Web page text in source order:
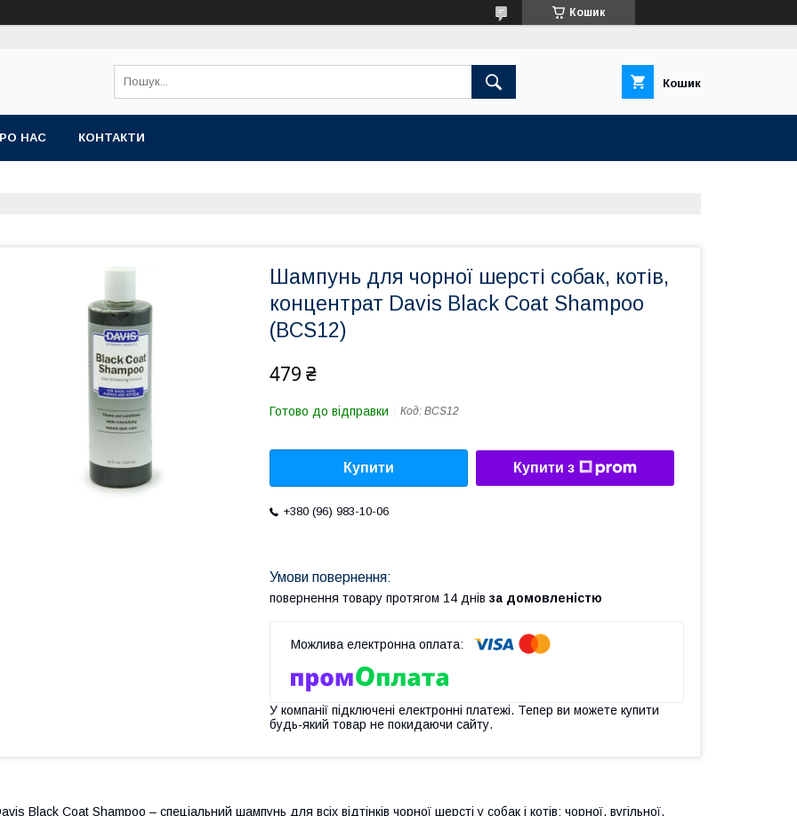
Кошик
Кошик
НАС КОНТАКТИ
Шампунь для чорної шерсті собак, котів,
концентрат Davis Black Coat Shampoo
(BCS12)
479 ₴
Готово до відправки Код: BCS12
Купити Купити з
+380 (96) 983-10-06
повернення товару протягом 14 днів за домовленістю
У компанії підключені електронні платежі. Тепер ви можете купити
будь-який товар не покидаючи сайту.
Black Coat Shampoo – спеціальний шампунь для всіх відтінків чорної шерсті у собак і котів: чорної, вугільної,